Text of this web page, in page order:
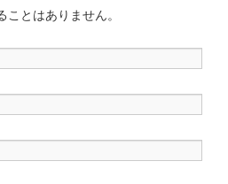
ことはありません。